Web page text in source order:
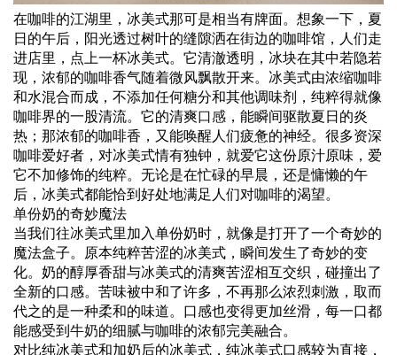
在咖啡的江湖里，冰美式那可是相当有牌面。想象一下，夏
日的午后，阳光透过树叶的缝隙洒在街边的咖啡馆，人们走
进店里，点上一杯冰美式。它清澈透明，冰块在其中若隐若
现，浓郁的咖啡香气随着微风飘散开来。冰美式由浓缩咖啡
和水混合而成，不添加任何糖分和其他调味剂，纯粹得就像
咖啡界的一股清流。它的清爽口感 ，能瞬间驱散夏日的炎
热；那浓郁的咖啡香，又能唤醒人们疲惫的神经。很多资深
咖啡爱好者，对冰美式情有独钟，就爱它这份原汁原味，爱
它不加修饰的纯粹。无论是在忙碌的早晨，还是慵懒的午
后，冰美式都能恰到好处地满足人们对咖啡的渴望。
单份奶的奇妙魔法
当我们往冰美式里加入单份奶时，就像是打开了一个奇妙的
魔法盒子。原本纯粹苦涩的冰美式，瞬间发生了奇妙的变
化。奶的醇厚香甜与冰美式的清爽苦涩相互交织，碰撞出了
全新的口感。苦味被中和了许多，不再那么浓烈刺激，取而
代之的是一种柔和的味道。口感也变得更加丝滑，每一口都
能感受到牛奶的细腻与咖啡的浓郁完美融合。
对比纯冰美式和加奶后的冰美式，纯冰美式口感较为直接，